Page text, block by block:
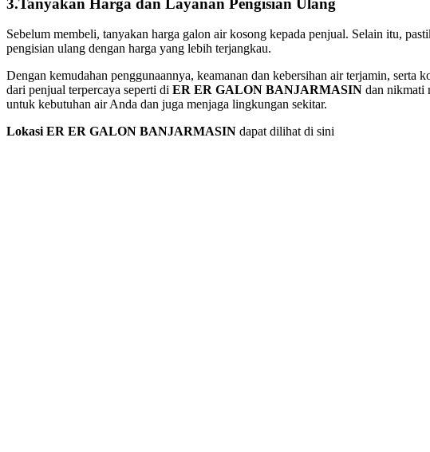
Sebelum membeli, tanyakan harga galon air kosong kepada penjual. Selain itu,
pengisian ulang dengan harga yang lebih terjangkau.
Dengan kemudahan penggunaannya, keamanan dan kebersihan air terjamin,
dari penjual terpercaya seperti di ER ER GALON BANJARMASIN dan nikmati
untuk kebutuhan air Anda dan juga menjaga lingkungan sekitar.
Lokasi ER ER GALON BANJARMASIN dapat dilihat di sini